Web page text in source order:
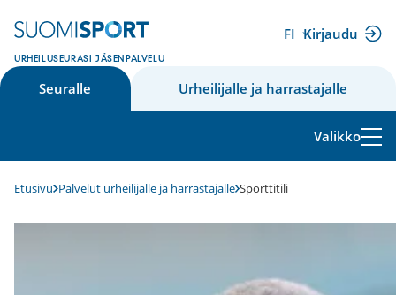
sisältöön
URHEILUSEURASI JÄSENPALVELU
FI Kirjaudu
(ulkoinen
Seuralle
Urheilijalle ja harrastajalle
Valikko
Etusivu Palvelut urheilijalle ja harrastajalle Sporttitili